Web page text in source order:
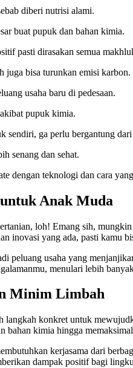
diberi nutrisi alami.
buat pupuk dan bahan kimia.
pasti dirasakan semua
juga bisa turunkan emisi karbon.
usaha baru di pedesaan.
pupuk kimia.
sendiri, ga perlu bergantung
senang dan sehat.
dengan teknologi dan cara
Anak Muda
loh! Emang sih,
inovasi yang ada, pasti kamu
peluang usaha yang
menulari lebih
Minim Limbah
langkah konkret untuk
bahan kimia hingga
kerjasama dari
dampak positif bagi